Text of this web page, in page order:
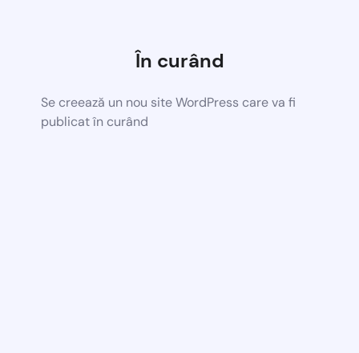
În curând
Se creează un nou site WordPress care va fi
publicat în curând